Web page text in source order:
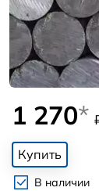
1 270*
Купить
В наличии